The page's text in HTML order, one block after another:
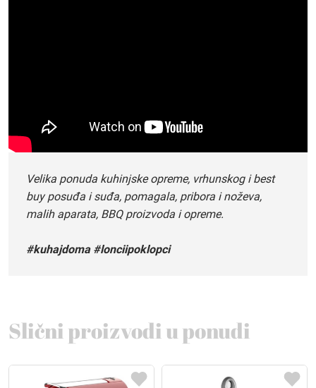
Velika ponuda kuhinjske opreme, vrhunskog i best
buy posuđa i suđa, pomagala, pribora i noževa,
malih aparata, BBQ proizvoda i opreme.
#kuhajdoma #lonciipoklopci
Slični proizvodi u ponudi